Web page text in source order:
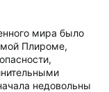
мира было
Плироме,
недовольны